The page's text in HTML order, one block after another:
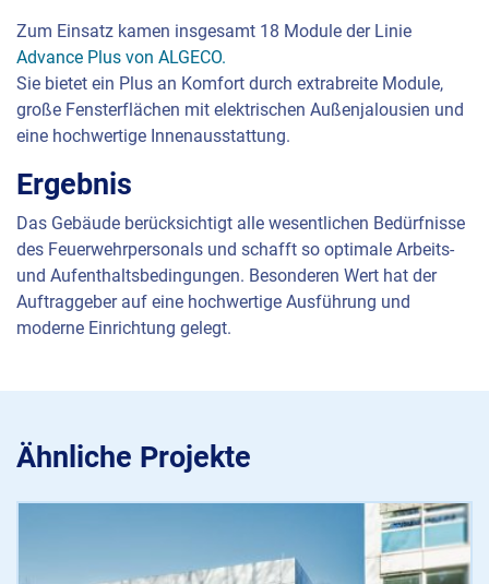
Zum Einsatz kamen insgesamt 18 Module der Linie
Advance Plus von ALGECO.
Sie bietet ein Plus an Komfort durch extrabreite Module,
große Fensterflächen mit elektrischen Außenjalousien und
eine hochwertige Innenausstattung.
Ergebnis
Das Gebäude berücksichtigt alle wesentlichen Bedürfnisse
des Feuerwehrpersonals und schafft so optimale Arbeits-
und Aufenthaltsbedingungen. Besonderen Wert hat der
Auftraggeber auf eine hochwertige Ausführung und
moderne Einrichtung gelegt.
Ähnliche Projekte